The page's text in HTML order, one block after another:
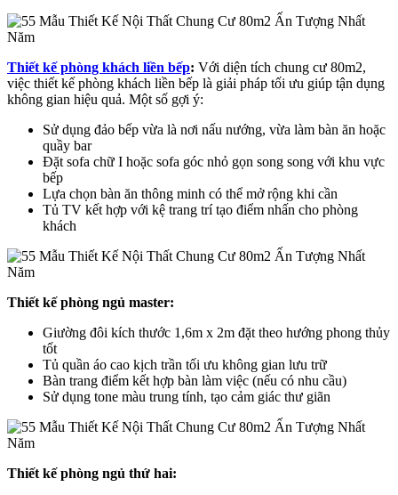
Thiết kế phòng khách liền bếp: Với diện tích chung cư 80m2,
việc thiết kế phòng khách liền bếp là giải pháp tối ưu giúp tận dụng
không gian hiệu quả. Một số gợi ý:
Sử dụng đảo bếp vừa là nơi nấu nướng, vừa làm bàn ăn hoặc
quầy bar
Đặt sofa chữ I hoặc sofa góc nhỏ gọn song song với khu vực
bếp
Lựa chọn bàn ăn thông minh có thể mở rộng khi cần
Tủ TV kết hợp với kệ trang trí tạo điểm nhấn cho phòng
khách
Thiết kế phòng ngủ master:
Giường đôi kích thước 1,6m x 2m đặt theo hướng phong thủy
tốt
Tủ quần áo cao kịch trần tối ưu không gian lưu trữ
Bàn trang điểm kết hợp bàn làm việc (nếu có nhu cầu)
Sử dụng tone màu trung tính, tạo cảm giác thư giãn
Thiết kế phòng ngủ thứ hai: